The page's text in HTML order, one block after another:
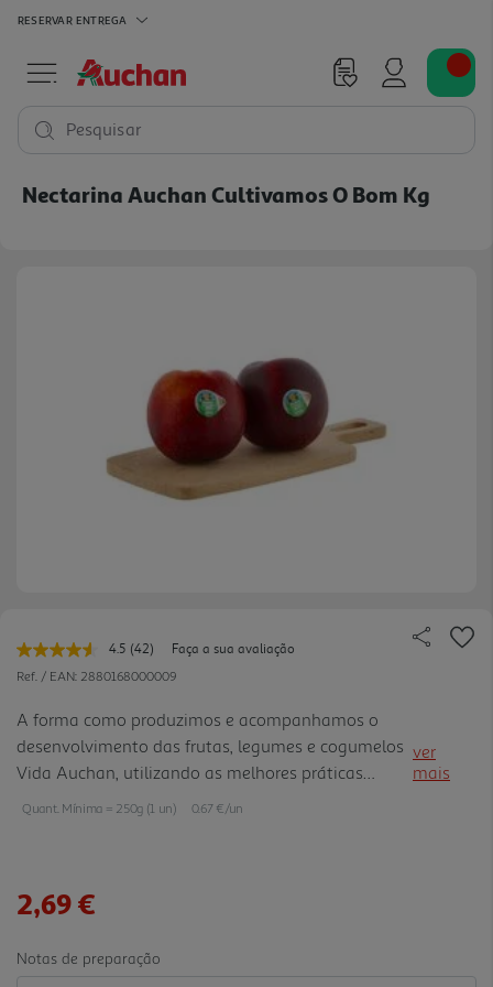
RESERVAR ENTREGA
Pesquisar
Nectarina Auchan Cultivamos O Bom Kg
4.5 Leu
42
para
a
mesma
página.
(42)
Faça a sua avaliação
Ref. / EAN: 2880168000009
A forma como produzimos e acompanhamos o
desenvolvimento das frutas, legumes e cogumelos
Vida Auchan, utilizando as melhores práticas
agrícolas, uma gestão eficiente da água e dos
produtos uma aposta muito séria na
preservem o ambiente, a biodiversidade e
ver
mais
Quant. Mínima = 250g (1 un) 0.67 €/un
2,69 €
Notas de preparação